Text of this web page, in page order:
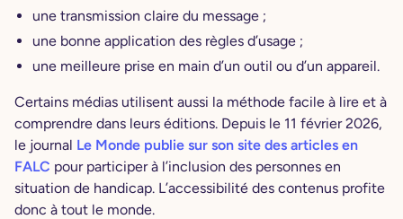
une transmission claire du message ;
une bonne application des règles d’usage ;
une meilleure prise en main d’un outil ou d’un appareil.
Certains médias utilisent aussi la méthode facile à lire et à
comprendre dans leurs éditions. Depuis le 11 février 2026,
le journal Le Monde publie sur son site des articles en
FALC pour participer à l’inclusion des personnes en
situation de handicap. L’accessibilité des contenus profite
donc à tout le monde.